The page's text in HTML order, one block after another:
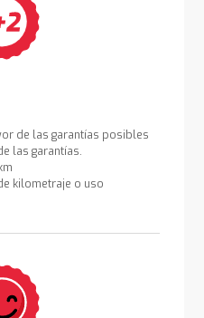
de las garantías posibles
las garantías.
kilometraje o uso